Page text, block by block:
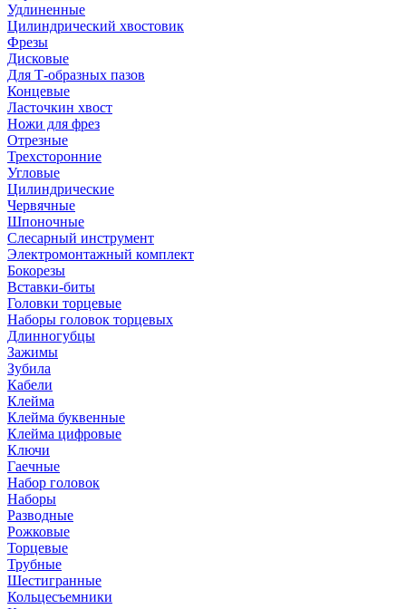
Удлиненные
Цилиндрический хвостовик
Фрезы
Дисковые
Для Т-образных пазов
Концевые
Ласточкин хвост
Ножи для фрез
Отрезные
Трехсторонние
Угловые
Цилиндрические
Червячные
Шпоночные
Слесарный инструмент
Электромонтажный комплект
Бокорезы
Вставки-биты
Головки торцевые
Наборы головок торцевых
Длинногубцы
Зажимы
Зубила
Кабели
Клейма
Клейма буквенные
Клейма цифровые
Ключи
Гаечные
Набор головок
Наборы
Разводные
Рожковые
Торцевые
Трубные
Шестигранные
Кольцесъемники